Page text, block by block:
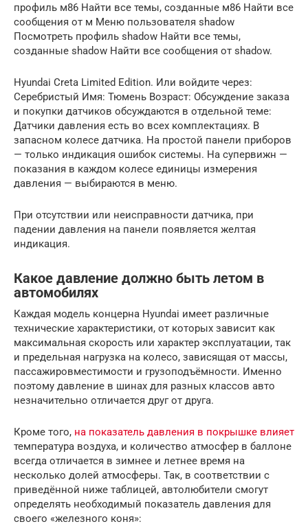
профиль м86 Найти все темы, созданные м86 Найти все
сообщения от м Меню пользователя shadow
Посмотреть профиль shadow Найти все темы,
созданные shadow Найти все сообщения от shadow.
Hyundai Creta Limited Edition. Или войдите через:
Серебристый Имя: Тюмень Возраст: Обсуждение заказа
и покупки датчиков обсуждаются в отдельной теме:
Датчики давления есть во всех комплектациях. В
запасном колесе датчика. На простой панели приборов
— только индикация ошибок системы. На супервижн —
показания в каждом колесе единицы измерения
давления — выбираются в меню.
При отсутствии или неисправности датчика, при
падении давления на панели появляется желтая
индикация.
Какое давление должно быть летом в
автомобилях
Каждая модель концерна Hyundai имеет различные
технические характеристики, от которых зависит как
максимальная скорость или характер эксплуатации, так
и предельная нагрузка на колесо, зависящая от массы,
пассажировместимости и грузоподъёмности. Именно
поэтому давление в шинах для разных классов авто
незначительно отличается друг от друга.
Кроме того, на показатель давления в покрышке влияет
температура воздуха, и количество атмосфер в баллоне
всегда отличается в зимнее и летнее время на
несколько долей атмосферы. Так, в соответствии с
приведённой ниже таблицей, автолюбители смогут
определять необходимый показатель давления для
своего «железного коня»: